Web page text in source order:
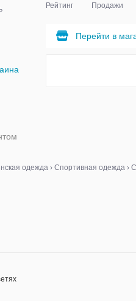
Рейтинг Продажи
Перейти в
одежда › Спортивная одежда ›